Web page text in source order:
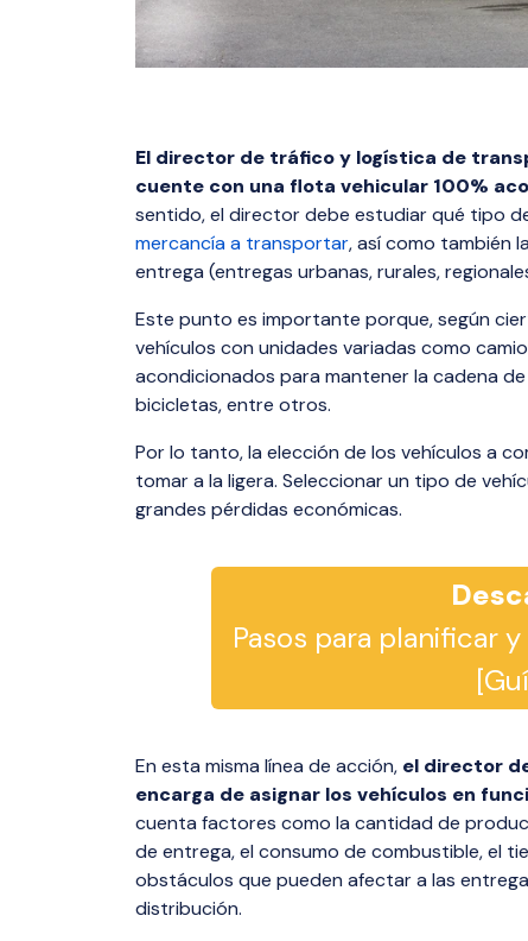
El director de tráfico y logística de
cuente con una flota vehicular 100%
sentido, el director debe estudiar qué tipo
mercancía a transportar, así como también
entrega (entregas urbanas, rurales,
Este punto es importante porque, según
vehículos con unidades variadas como
acondicionados para mantener la cadena
bicicletas, entre otros.
Por lo tanto, la elección de los vehículos a
tomar a la ligera. Seleccionar un tipo de
grandes pérdidas económicas.
Pasos para planificar
En esta misma línea de acción, el director
encarga de asignar los vehículos en
cuenta factores como la cantidad de
de entrega, el consumo de combustible, el
obstáculos que pueden afectar a las
distribución.